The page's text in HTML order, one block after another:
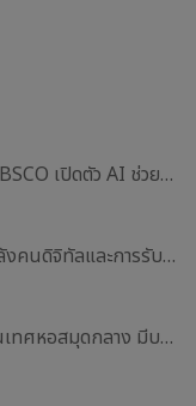
ค้นหางานวิจัยง่ายกว่าเดิม! EBSCO เปิดตัว AI ช่วยสืบค้นข้อมูลวิชาการ
โครงการพัฒนาศักยภาพกำลังคนดิจิทัลและการรับรองสมรรถนะวิชาชีพเพื่ออนาคตการทำงาน
ระบบสืบค้นทรัพยากรสารสนเทศหอสมุดกลาง มีบริการ Application แล้ววันนี้ !!